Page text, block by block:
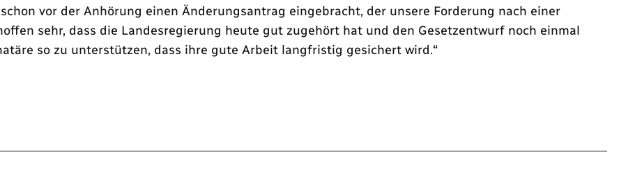
vor der Anhörung einen Änderungsantrag eingebracht, der unsere Forderung nach einer
sehr, dass die Landesregierung heute gut zugehört hat und den Gesetzentwurf noch einmal
so zu unterstützen, dass ihre gute Arbeit langfristig gesichert wird.“